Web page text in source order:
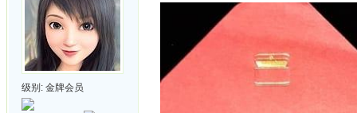
级别: 金牌会员